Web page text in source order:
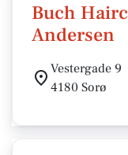
Buch
Andersen
Vestergade 9
4180 Sorø